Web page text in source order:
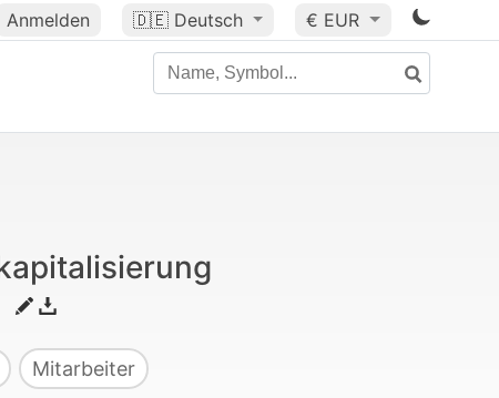
Anmelden 🇩🇪 Deutsch € EUR
Mitarbeiter